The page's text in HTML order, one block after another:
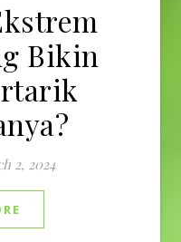
Bikin
2, 2024